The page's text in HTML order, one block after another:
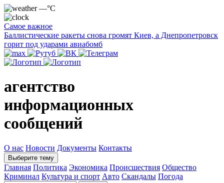
—°C
Самое важное
Баллистические ракеты снова громят Киев, а Днепропетровск
горит под ударами авиабомб
агентство
информационных
сообщений
О нас Новости Документы Контакты
Выберите тему
Главная Политика Экономика Происшествия Общество
Криминал Культура и спорт Авто Скандалы Погода